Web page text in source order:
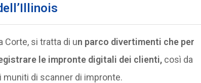
Corte, si tratta di un parco divertimenti che per
le impronte digitali dei clienti,così da
di scanner di impronte.